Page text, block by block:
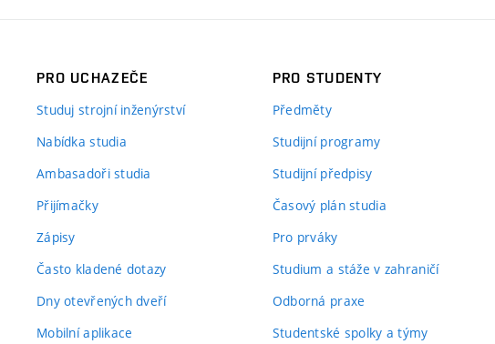
PRO UCHAZEČE
Studuj strojní inženýrství
Nabídka studia
Ambasadoři studia
Přijímačky
Zápisy
Často kladené dotazy
Dny otevřených dveří
Mobilní aplikace
PRO STUDENTY
Předměty
Studijní programy
Studijní předpisy
Časový plán studia
Pro prváky
Studium a stáže v zahraničí
Odborná praxe
Studentské spolky a týmy